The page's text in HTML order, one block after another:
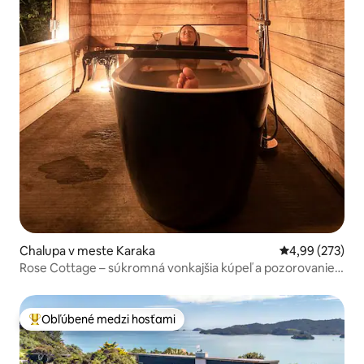
Chalupa v meste Karaka Priemerné
4,99 (273)
Rose Cottage – súkromná vonkajšia kúpeľ a pozorovanie
Najobľúbenejšie medzi hosťami
Obľúbené medzi hosťami